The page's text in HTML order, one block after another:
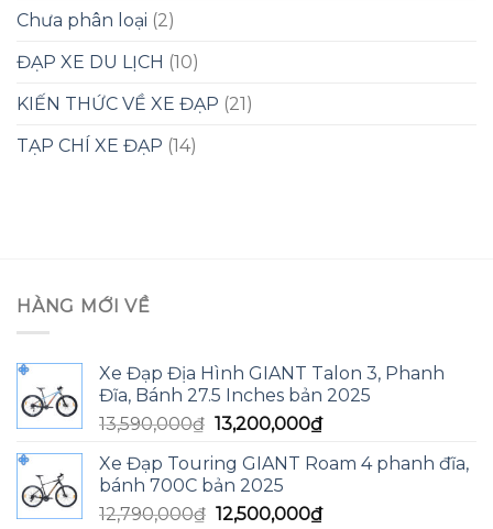
Chưa phân loại (2)
ĐẠP XE DU LỊCH (10)
KIẾN THỨC VỀ XE ĐẠP (21)
TẠP CHÍ XE ĐẠP (14)
HÀNG MỚI VỀ
Xe Đạp Địa Hình GIANT Talon 3, Phanh
Đĩa, Bánh 27.5 Inches bản 2025
13,590,000₫ Giá
là:
13,590,000₫.
13,200,000₫Giá
tại
13,200,000₫.
Xe Đạp Touring GIANT Roam 4 phanh đĩa,
bánh 700C bản 2025
12,790,000₫ Giá
12,500,000₫Giá